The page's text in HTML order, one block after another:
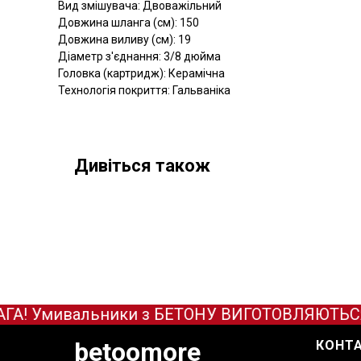
Вид змішувача: Двоважільний
Довжина шланга (см): 150
Довжина виливу (см): 19
Діаметр з'єднання: 3/8 дюйма
Головка (картридж): Керамічна
Технологія покриття: Гальваніка
Дивіться також
Умивальники з БЕТОНУ ВИГОТОВЛЯЮТЬСЯ
betoomore